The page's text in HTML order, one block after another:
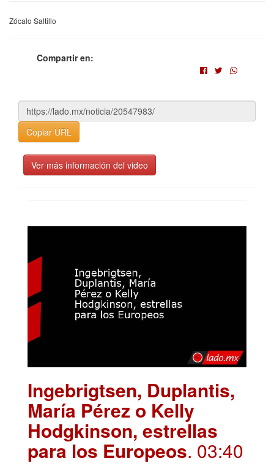
Zócalo Saltillo
Compartir en:
Copiar URL
Ver más información del video
Ingebrigtsen, Duplantis,
María Pérez o Kelly
Hodgkinson, estrellas
para los Europeos. 03:40